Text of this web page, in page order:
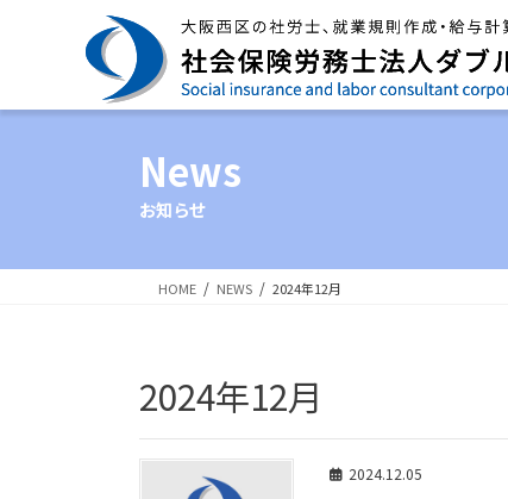
News
お知らせ
HOME NEWS 2024年12月
2024年12月
2024.12.05